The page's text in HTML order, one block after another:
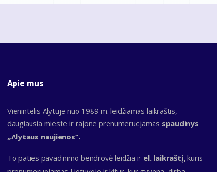
Apie mus
Vienintelis Alytuje nuo 1989 m. leidžiamas laikraštis,
daugiausia mieste ir rajone prenumeruojamas spaudinys
„Alytaus naujienos“.
To paties pavadinimo bendrovė leidžia ir el. laikraštį, kuris